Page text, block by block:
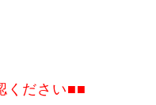
ください■■